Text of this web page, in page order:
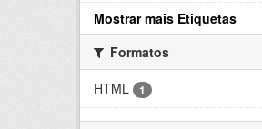
Mostrar mais Etiquetas
Formatos
HTML
1